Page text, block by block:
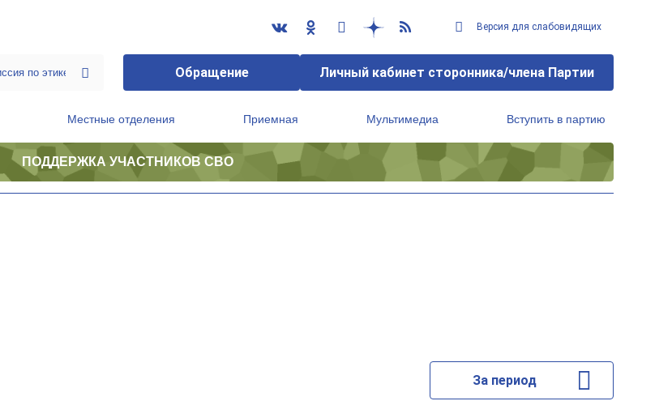
Версия для слабовидящих
Обращение Личный кабинет сторонника/члена Партии
Местные отделения Приемная Мультимедиа Вступить в партию
ПОДДЕРЖКА УЧАСТНИКОВ СВО
За период